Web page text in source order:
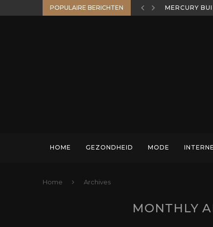
POPULAIRE BERICHTEN
HOME GEZONDHEID MODE
Home Archives
MONTHLY